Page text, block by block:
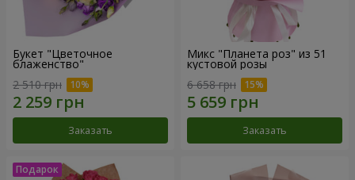
Букет "Цветочное
блаженство"
2 510 грн
Заказать
Микс "Планета роз" из 51
кустовой розы
6 658 грн
Заказать